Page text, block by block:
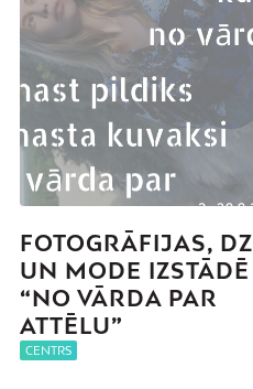
FOTOGRĀFIJAS,
UN MODE IZSTĀDĒ
“NO VĀRDA PAR
ATTĒLU”
CENTRS